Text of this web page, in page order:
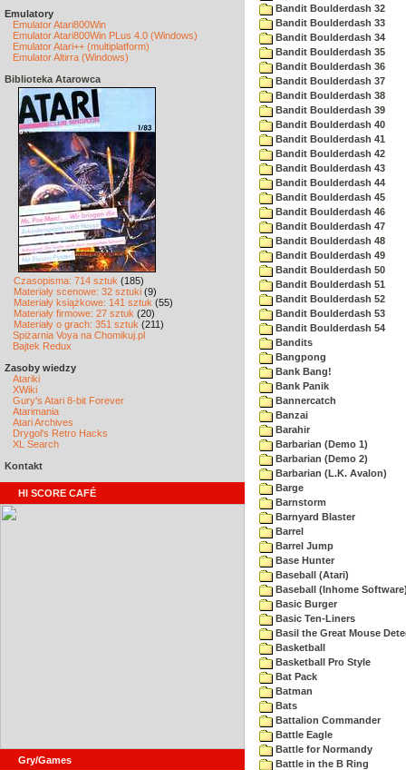
Emulatory
Emulator Atari800Win
Emulator Atari800Win PLus 4.0 (Windows)
Emulator Atari++ (multiplatform)
Emulator Altirra (Windows)
Biblioteka Atarowca
Czasopisma: 714 sztuk (185)
Materiały scenowe: 32 sztuki (9)
Materiały książkowe: 141 sztuk (55)
Materiały firmowe: 27 sztuk (20)
Materiały o grach: 351 sztuk (211)
Spiżarnia Voya na Chomikuj.pl
Bajtek Redux
Zasoby wiedzy
Atariki
XWiki
Gury's Atari 8-bit Forever
Atarimania
Atari Archives
Drygol's Retro Hacks
XL Search
Kontakt
HI SCORE CAFÉ
Gry/Games
Bandit Boulderdash 32
Bandit Boulderdash 33
Bandit Boulderdash 34
Bandit Boulderdash 35
Bandit Boulderdash 36
Bandit Boulderdash 37
Bandit Boulderdash 38
Bandit Boulderdash 39
Bandit Boulderdash 40
Bandit Boulderdash 41
Bandit Boulderdash 42
Bandit Boulderdash 43
Bandit Boulderdash 44
Bandit Boulderdash 45
Bandit Boulderdash 46
Bandit Boulderdash 47
Bandit Boulderdash 48
Bandit Boulderdash 49
Bandit Boulderdash 50
Bandit Boulderdash 51
Bandit Boulderdash 52
Bandit Boulderdash 53
Bandit Boulderdash 54
Bandits
Bangpong
Bank Bang!
Bank Panik
Bannercatch
Banzai
Barahir
Barbarian (Demo 1)
Barbarian (Demo 2)
Barbarian (L.K. Avalon)
Barge
Barnstorm
Barnyard Blaster
Barrel
Barrel Jump
Base Hunter
Baseball (Atari)
Baseball (Inhome
Basic Burger
Basic Ten-Liners
Basil the Great Mouse
Basketball
Basketball Pro Style
Bat Pack
Batman
Bats
Battalion Commander
Battle Eagle
Battle for Normandy
Battle in the B Ring